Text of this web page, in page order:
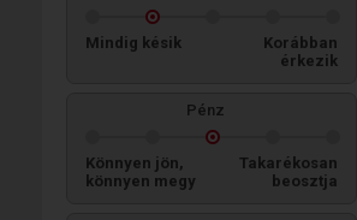
Mindig késik
Korábban
érkezik
Pénz
Könnyen jön,
könnyen megy
Takarékosan
beosztja